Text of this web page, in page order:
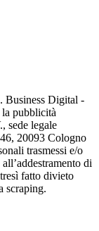
Business Digital -
pubblicità
sede legale
20093 Cologno
trasmessi e/o
di
fatto divieto
scraping.